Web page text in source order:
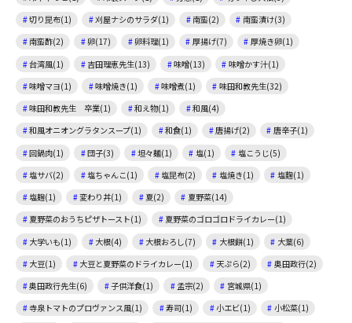
切り昆布(1)
刈屋ナシのサラダ(1) 南蛮(2)
南蛮漬け(3)
南蛮酢(2)
卵(17) 卵料理(1) 厚揚げ(7)
厚焼き卵(1)
台湾風(1)
吉田理恵先生(13) 味噌(13)
味噌かす汁(1)
味噌マヨ(1)
味噌焼き(1) 味噌煮(1)
味田和教先生(32)
味田和教先生 卒業(1)
和え物(1)
和風(4)
和風オニオングラタンスープ(1)
和食(1) 唐揚げ(2)
唐辛子(1)
回鍋肉(1)
団子(3) 坦々麺(1) 塩(1)
塩こうじ(5)
塩サバ(2)
塩ちゃんこ(1) 塩昆布(2) 塩焼き(1)
塩麴(1)
塩麹(1)
変わり丼(1) 夏(2)
夏野菜(14)
夏野菜のおうちピザトースト(1)
夏野菜のゴロゴロドライカレー(1)
大学いも(1)
大根(4) 大根おろし(7) 大根餅(1)
大葉(6)
大豆(1)
大豆と夏野菜のドライカレー(1) 天ぷら(2)
奥田政行(2)
奥田政行先生(6)
子供洋食(1) 孟宗(2)
宮城県(1)
寺泉トマトのプロヴァンス風(1)
寿司(1) 小エビ(1)
小松菜(1)